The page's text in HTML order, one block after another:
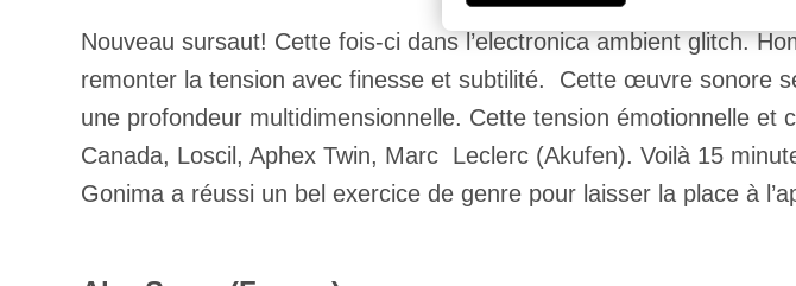
Nouveau sursaut! Cette fois-ci dans l’electronica ambient glitch.
remonter la tension avec finesse et subtilité. Cette œuvre sonore
une profondeur multidimensionnelle. Cette tension émotionnelle
Canada, Loscil, Aphex Twin, Marc Leclerc (Akufen). Voilà 15
Gonima a réussi un bel exercice de genre pour laisser la place à